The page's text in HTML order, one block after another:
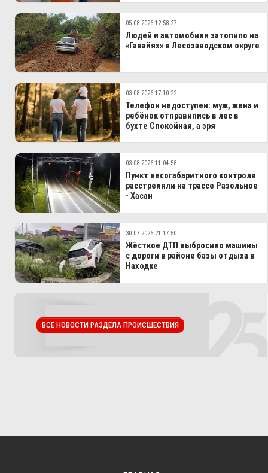
05.08.2026 12:58:27
Людей и автомобили затопило на
«Гавайях» в Лесозаводском округе
03.08.2026 17:10:22
Телефон недоступен: муж, жена и
ребёнок отправились в лес в
бухте Спокойная, а зря
03.08.2026 11:04:58
Пункт весогабаритного контроля
расстреляли на трассе Разольное
- Хасан
30.07.2026 21:17:50
Жёсткое ДТП выбросило машины
с дороги в районе базы отдыха в
Находке
ВСЕ НОВОСТИ РАЗДЕЛА ПРОИСШЕСТВИЯ